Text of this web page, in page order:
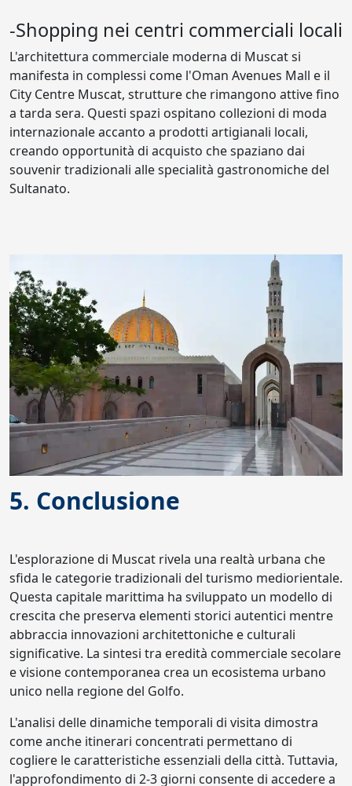
-Shopping nei centri commerciali locali
L'architettura commerciale moderna di Muscat si
manifesta in complessi come l'Oman Avenues Mall e il
City Centre Muscat, strutture che rimangono attive fino
a tarda sera. Questi spazi ospitano collezioni di moda
internazionale accanto a prodotti artigianali locali,
creando opportunità di acquisto che spaziano dai
souvenir tradizionali alle specialità gastronomiche del
Sultanato.
5. Conclusione
L'esplorazione di Muscat rivela una realtà urbana che
sfida le categorie tradizionali del turismo mediorientale.
Questa capitale marittima ha sviluppato un modello di
crescita che preserva elementi storici autentici mentre
abbraccia innovazioni architettoniche e culturali
significative. La sintesi tra eredità commerciale secolare
e visione contemporanea crea un ecosistema urbano
unico nella regione del Golfo.
L'analisi delle dinamiche temporali di visita dimostra
come anche itinerari concentrati permettano di
cogliere le caratteristiche essenziali della città. Tuttavia,
l'approfondimento di 2-3 giorni consente di accedere a